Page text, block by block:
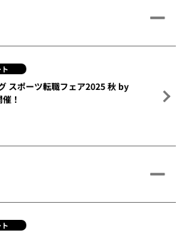
スポーツ転職フェア2025 秋 by
！